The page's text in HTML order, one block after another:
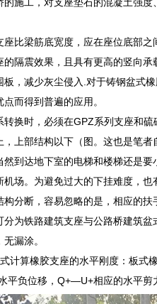
比梁筋底宽度，应在座位底部
隔震效果，且具有更高的竖向
，减少灰尘侵入.对于铸钢盆式
而得到普遍的应用。
换时，必须在GPZ系列支座和
，上部结构以下（图。这也是笔
然到达地下室的电梯和楼梯还是
场。为避免过大的下挂难度，
分断，容易忽略的是，相应的扶
为铁路建筑支座与公路桥建筑
漏涂。
计算橡胶支座的水平刚度：板
平负位移，Q+―U+相应的水平